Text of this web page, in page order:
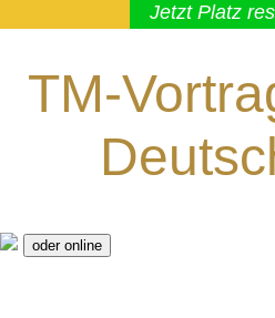
Jetzt Platz
TM-
oder online